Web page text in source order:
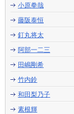
小原拳哉
藤阪泰恒
釘丸将太
阿部一二三
田嶋剛希
竹内鈴
和田梨乃子
素根輝